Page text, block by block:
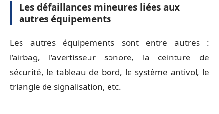
Les défaillances mineures liées aux
autres équipements
Les autres équipements sont entre autres :
l’airbag, l’avertisseur sonore, la ceinture de
sécurité, le tableau de bord, le système antivol, le
triangle de signalisation, etc.